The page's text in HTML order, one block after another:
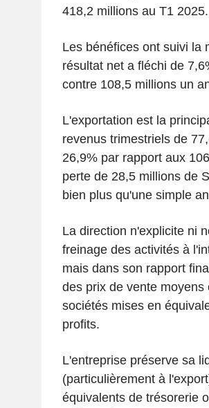
418,2 millions au T1 2025.
Les bénéfices ont suivi la
résultat net a fléchi de
contre 108,5 millions un
L'exportation est la
revenus trimestriels de
26,9% par rapport aux
perte de 28,5 millions de
bien plus qu'une simple
La direction n'explicite ni
freinage des activités à
mais dans son rapport
des prix de vente
sociétés mises en
profits.
L'entreprise préserve sa
(particulièrement à
équivalents de trésorerie